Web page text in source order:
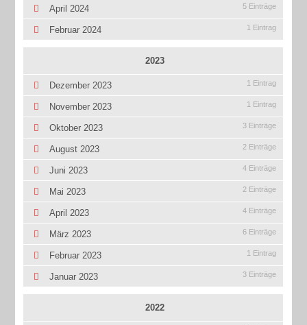
April 2024 5 Einträge
Februar 2024 1 Eintrag
2023
Dezember 2023 1 Eintrag
November 2023 1 Eintrag
Oktober 2023 3 Einträge
August 2023 2 Einträge
Juni 2023 4 Einträge
Mai 2023 2 Einträge
April 2023 4 Einträge
März 2023 6 Einträge
Februar 2023 1 Eintrag
Januar 2023 3 Einträge
2022